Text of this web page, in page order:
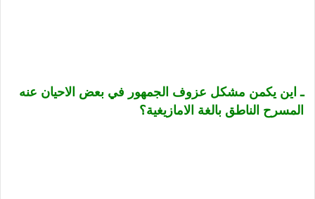
ـ اين يكمن مشكل عزوف الجمهور في بعض الاحيان عنه
المسرح الناطق بالغة الامازيغية؟